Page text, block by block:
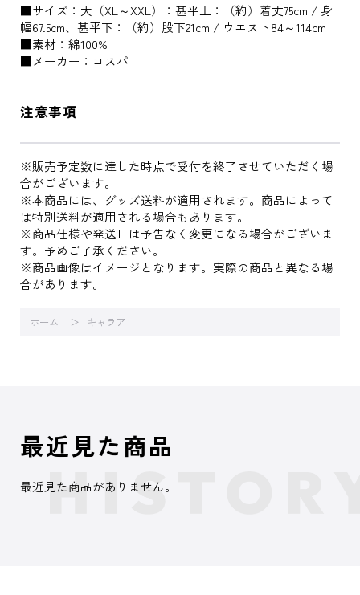
■サイズ：大（XL～XXL）：甚平上：（約）着丈75cm / 身
幅67.5cm、甚平下：（約）股下21cm / ウエスト84～114cm
■素材：綿100%
■メーカー：コスパ
注意事項
※販売予定数に達した時点で受付を終了させていただく場
合がございます。
※本商品には、グッズ送料が適用されます。商品によって
は特別送料が適用される場合もあります。
※商品仕様や発送日は予告なく変更になる場合がございま
す。予めご了承ください。
※商品画像はイメージとなります。実際の商品と異なる場
合があります。
ホーム キャラアニ
最近見た商品
最近見た商品がありません。